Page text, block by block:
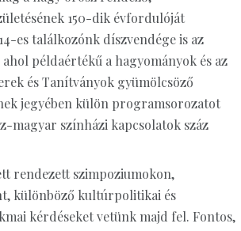
150-dik évfordulóját
es találkozónk díszvendége is az
példaértékű a hagyományok és az
és Tanítványok gyümölcsöző
jegyében külön programsorozatot
magyar színházi kapcsolatok száz
rendezett szimpoziumokon,
különböző kultúrpolitikai és
kérdéseket vetünk majd fel. Fontos,